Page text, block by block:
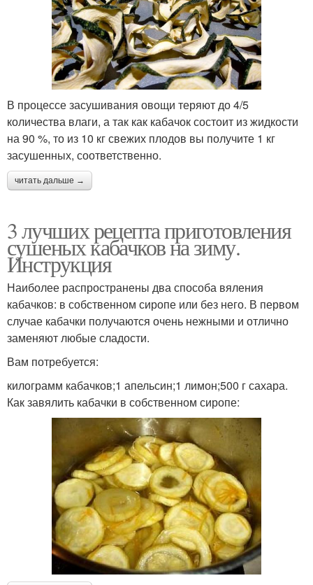
В процессе засушивания овощи теряют до 4/5
количества влаги, а так как кабачок состоит из жидкости
на 90 %, то из 10 кг свежих плодов вы получите 1 кг
засушенных, соответственно.
читать дальше →
3 лучших рецепта приготовления
сушеных кабачков на зиму.
Инструкция
Наиболее распространены два способа вяления
кабачков: в собственном сиропе или без него. В первом
случае кабачки получаются очень нежными и отлично
заменяют любые сладости.
Вам потребуется:
килограмм кабачков;1 апельсин;1 лимон;500 г сахара.
Как завялить кабачки в собственном сиропе: